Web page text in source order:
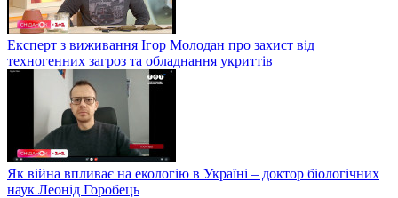
Експерт з виживання Ігор Молодан про захист від
техногенних загроз та обладнання укриттів
Як війна впливає на екологію в Україні – доктор біологічних
наук Леонід Горобець